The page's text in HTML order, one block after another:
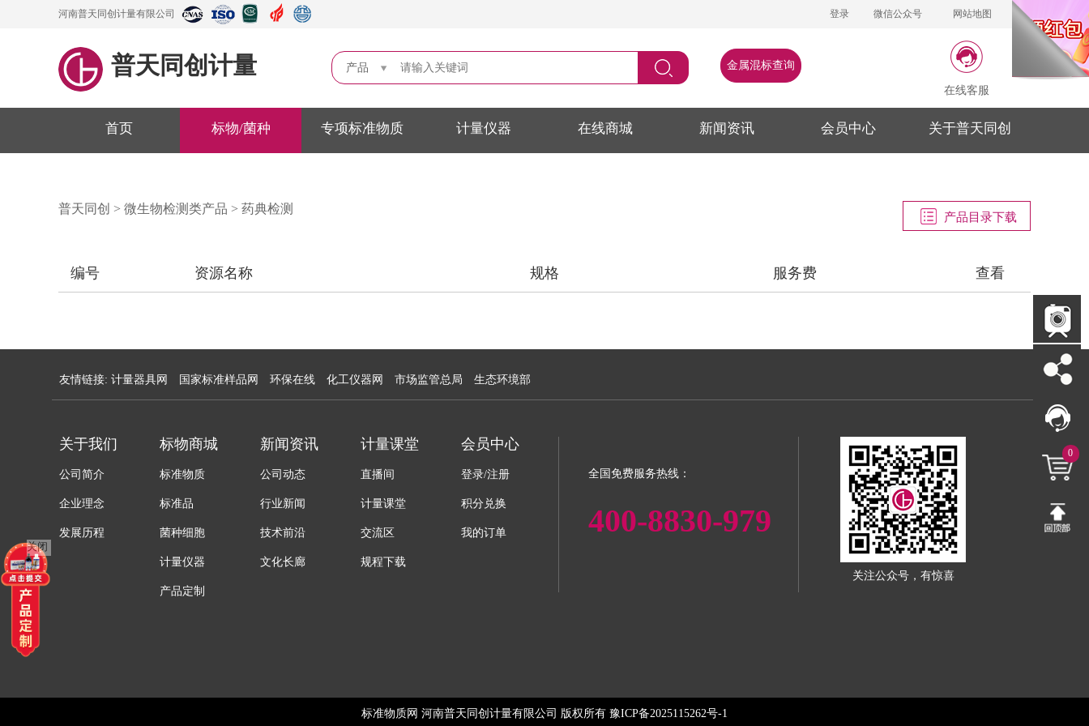
河南普天同创计量有限公司 登录 微信公众号 网站地图
普天同创计量 产品 金属混标查询
在线客服
首页 标物/菌种 专项标准物质 计量仪器 在线商城 新闻资讯 会员中心 关于普天同创
普天同创 > 微生物检测类产品 > 药典检测
产品目录下载
编号 资源名称 规格 服务费 查看
友情链接: 计量器具网 国家标准样品网 环保在线 化工仪器网 市场监管总局 生态环境部
关于我们
公司简介
企业理念
发展历程
标物商城
标准物质
标准品
菌种细胞
计量仪器
产品定制
新闻资讯
公司动态
行业新闻
技术前沿
文化长廊
计量课堂
直播间
计量课堂
交流区
规程下载
会员中心
登录/注册
积分兑换
我的订单
全国免费服务热线：
400-8830-979
关注公众号，有惊喜
标准物质网 河南普天同创计量有限公司 版权所有 豫ICP备2025115262号-1
关闭
0